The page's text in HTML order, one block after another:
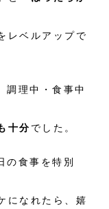
レベルアップで
理中・食事中
十分 でした。
食事を特別
になれたら、嬉